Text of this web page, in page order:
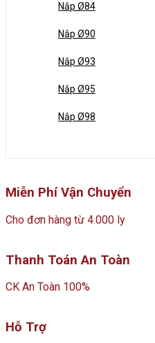
Nắp Ø84
Nắp Ø90
Nắp Ø93
Nắp Ø95
Nắp Ø98
Miễn Phí Vận Chuyển
Cho đơn hàng từ 4.000 ly
Thanh Toán An Toàn
CK An Toàn 100%
Hỗ Trợ